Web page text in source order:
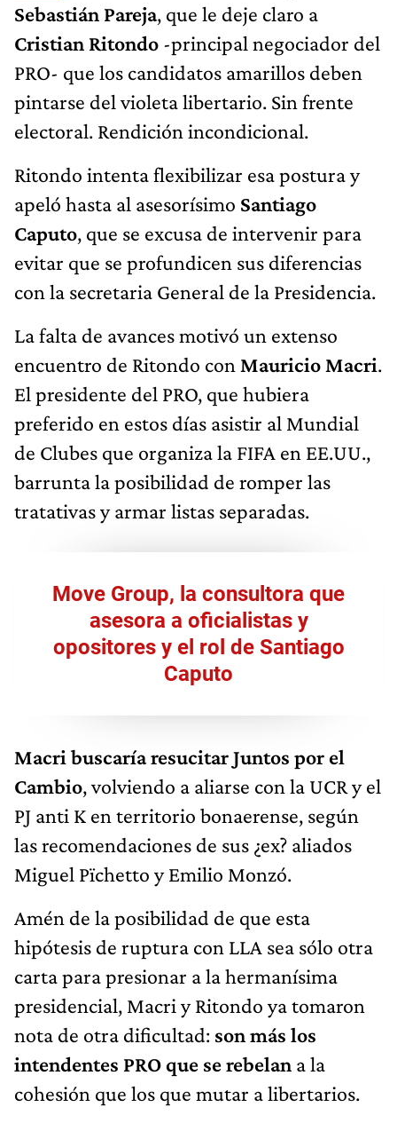
Sebastián Pareja, que le deje claro a
Cristian Ritondo -principal negociador del
PRO- que los candidatos amarillos deben
pintarse del violeta libertario. Sin frente
electoral. Rendición incondicional.
Ritondo intenta flexibilizar esa postura y
apeló hasta al asesorísimo Santiago
Caputo, que se excusa de intervenir para
evitar que se profundicen sus diferencias
con la secretaria General de la Presidencia.
La falta de avances motivó un extenso
encuentro de Ritondo con Mauricio Macri.
El presidente del PRO, que hubiera
preferido en estos días asistir al Mundial
de Clubes que organiza la FIFA en EE.UU.,
barrunta la posibilidad de romper las
tratativas y armar listas separadas.
Move Group, la consultora que
asesora a oficialistas y
opositores y el rol de Santiago
Caputo
Macri buscaría resucitar Juntos por el
Cambio, volviendo a aliarse con la UCR y el
PJ anti K en territorio bonaerense, según
las recomendaciones de sus ¿ex? aliados
Miguel Pïchetto y Emilio Monzó.
Amén de la posibilidad de que esta
hipótesis de ruptura con LLA sea sólo otra
carta para presionar a la hermanísima
presidencial, Macri y Ritondo ya tomaron
nota de otra dificultad: son más los
intendentes PRO que se rebelan a la
cohesión que los que mutar a libertarios.